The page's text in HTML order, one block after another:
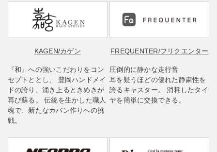
KAGEN/カゲン
『和』への強いこだわりをコン
セプトととし、 豊岡ハンドメイ
ドの誇り、涌き上るときめきが
再び蘇る。 伝統を生かした職人
魂で、新たなカバン作りへの挑
戦。
FREQUENTER/フリクエンター
圧倒的に静かな走行音
耳を疑うほどの優れた静粛性を
誇るキャスター。 消耗したタイ
ヤを簡単に交換できる。